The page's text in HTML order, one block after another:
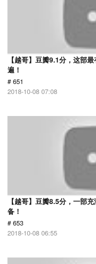
【越哥】豆瓣9.1分，这部
遍！
# 651
2018-10-08 07:08
【越哥】豆瓣8.5分，一部
备！
# 653
2018-10-08 06:55